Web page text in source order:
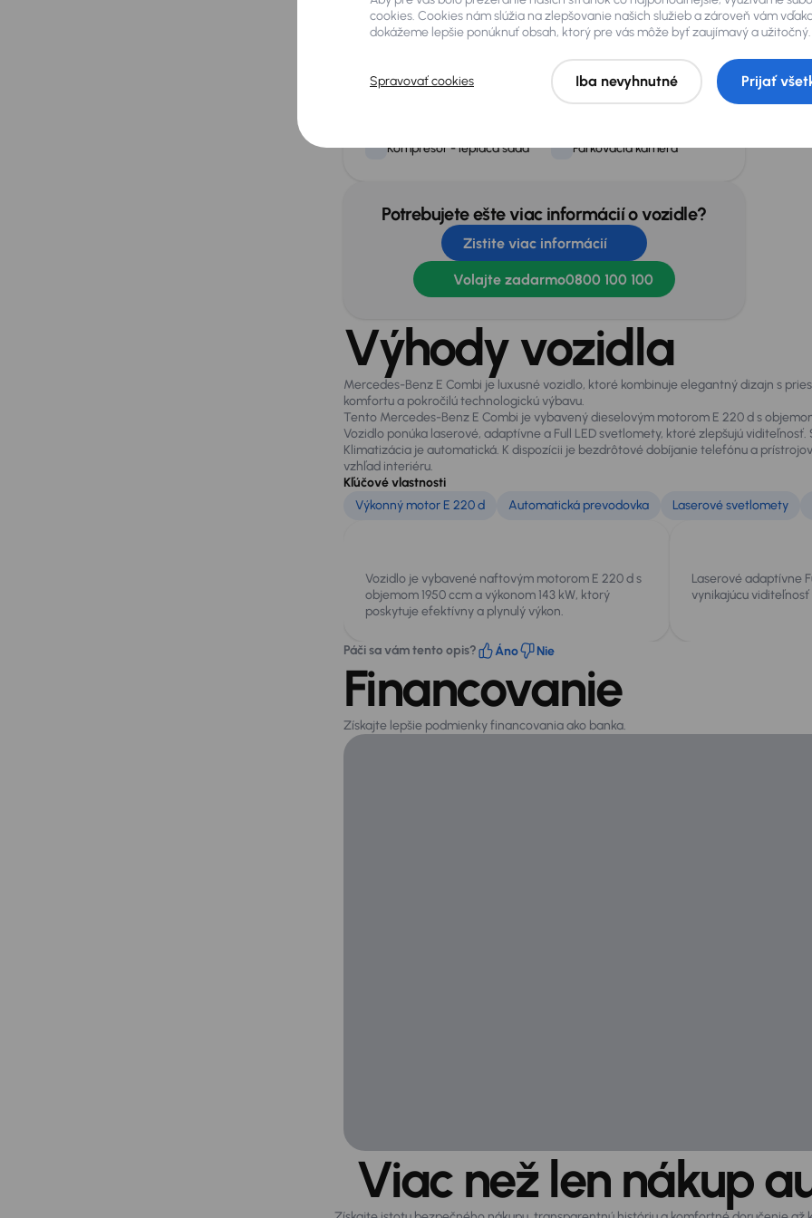
Predné a zadné park.
senzory
Zadné svetlá s LED
Extra
Kompresor - lepiaca sada Parkovacia kamera
Potrebujete ešte viac informácií o vozidle?
Zistite viac informácií
Volajte zadarmo0800 100 100
Výhody vozidla
Mercedes-Benz E Combi je luxusné vozidlo, ktoré kombinuje elegantný dizajn s
komfortu a pokročilú technologickú výbavu.
Tento Mercedes-Benz E Combi je vybavený dieselovým motorom E 220 d s
Vozidlo ponúka laserové, adaptívne a Full LED svetlomety, ktoré zlepšujú
Klimatizácia je automatická. K dispozícii je bezdrôtové dobíjanie telefónu a
vzhľad interiéru.
Kľúčové vlastnosti
Výkonný motor E 220 d
Automatická prevodovka Laserové svetlomety
Vozidlo je vybavené naftovým motorom E 220 d s
objemom 1950 ccm a výkonom 143 kW, ktorý
poskytuje efektívny a plynulý výkon.
Laserové adaptívne
vynikajúcu
Páči sa vám tento opis? Áno Nie
Financovanie
Získajte lepšie podmienky financovania ako banka.
Viac než len nákup
cookies. Cookies nám slúžia na zlepšovanie našich služieb a zároveň vám
dokážeme lepšie ponúknuť obsah, ktorý pre vás môže byť zaujímavý a užitočný.
Spravovať cookies Iba nevyhnutné Prijať